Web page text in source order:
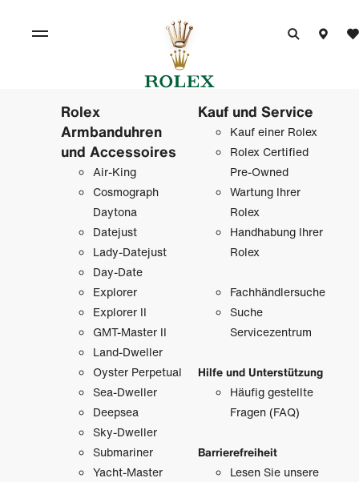
Rolex
Armbanduhren
und Accessoires
Air-King
Cosmograph
Daytona
Datejust
Lady-Datejust
Day-Date
Explorer
Explorer II
GMT-Master II
Land-Dweller
Oyster Perpetual
Sea-Dweller
Deepsea
Sky-Dweller
Submariner
Yacht-Master
Kauf und Service
Kauf einer Rolex
Rolex Certified
Pre-Owned
Wartung Ihrer
Rolex
Handhabung Ihrer
Rolex
Fachhändlersuche
Suche
Servicezentrum
Hilfe und Unterstützung
Häufig gestellte
Fragen (FAQ)
Barrierefreiheit
Lesen Sie unsere